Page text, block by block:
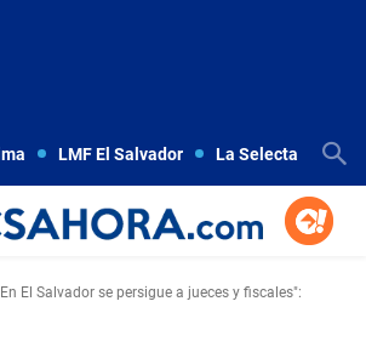
LMF El Salvador La Selecta
El Salvador se persigue a jueces y fiscales":